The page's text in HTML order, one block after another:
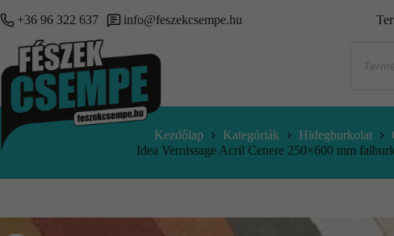
+36 96 322 637 info@feszekcsempe.hu
Kezdőlap Kategóriák Hidegburkolat
Idea Vernissage Acril Cenere 250×600 mm